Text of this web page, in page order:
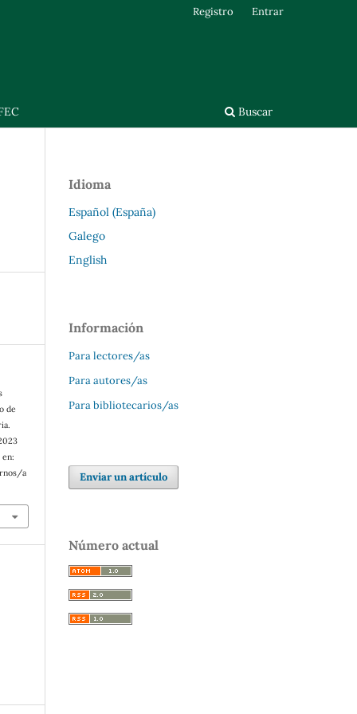
Buscar
Registro Entrar
de
a
Idioma
Español (España)
Galego
English
Información
Para lectores/as
Para autores/as
Para bibliotecarios/as
Enviar un artículo
Número actual